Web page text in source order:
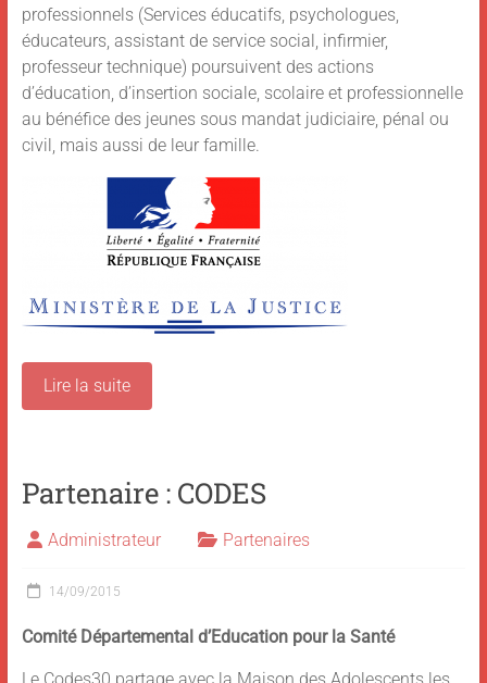
professionnels (Services éducatifs, psychologues,
éducateurs, assistant de service social, infirmier,
professeur technique) poursuivent des actions
d’éducation, d’insertion sociale, scolaire et professionnelle
au bénéfice des jeunes sous mandat judiciaire, pénal ou
civil, mais aussi de leur famille.
Lire la suite
Partenaire : CODES
Administrateur Partenaires
14/09/2015
Comité Départemental d’Education pour la Santé